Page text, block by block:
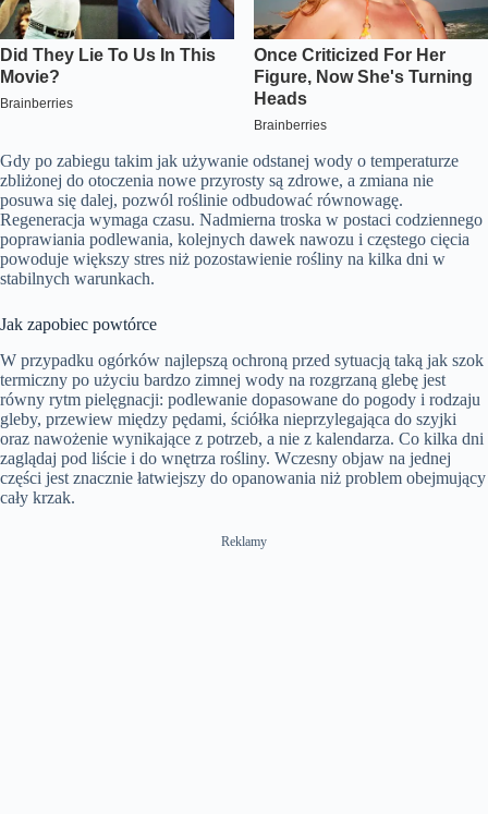
Gdy po zabiegu takim jak używanie odstanej wody o temperaturze
zbliżonej do otoczenia nowe przyrosty są zdrowe, a zmiana nie
posuwa się dalej, pozwól roślinie odbudować równowagę.
Regeneracja wymaga czasu. Nadmierna troska w postaci codziennego
poprawiania podlewania, kolejnych dawek nawozu i częstego cięcia
powoduje większy stres niż pozostawienie rośliny na kilka dni w
stabilnych warunkach.
Jak zapobiec powtórce
W przypadku ogórków najlepszą ochroną przed sytuacją taką jak szok
termiczny po użyciu bardzo zimnej wody na rozgrzaną glebę jest
równy rytm pielęgnacji: podlewanie dopasowane do pogody i rodzaju
gleby, przewiew między pędami, ściółka nieprzylegająca do szyjki
oraz nawożenie wynikające z potrzeb, a nie z kalendarza. Co kilka dni
zaglądaj pod liście i do wnętrza rośliny. Wczesny objaw na jednej
części jest znacznie łatwiejszy do opanowania niż problem obejmujący
cały krzak.
Reklamy